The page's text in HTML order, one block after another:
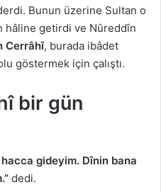
Bunun üzerine Sultan o
hâline getirdi ve Nûreddîn
Cerrâhî, burada ibâdet
göstermek için çalıştı.
bir gün
gideyim. Dînin bana
dedi.